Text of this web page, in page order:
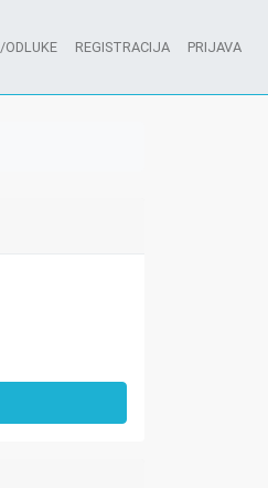
ODLUKE REGISTRACIJA PRIJAVA